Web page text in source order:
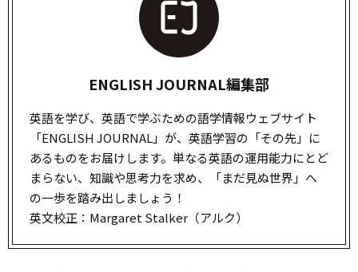
ENGLISH JOURNAL編集部
英語を学び、英語で学ぶための語学情報ウェブサイト
「ENGLISH JOURNAL」が、英語学習の「その先」に
あるものをお届けします。単なる英語の運用能力にとど
まらない、知識や思考力を求め、「まだ見ぬ世界」へ
の一歩を踏み出しましょう！
英文校正：Margaret Stalker（アルク）